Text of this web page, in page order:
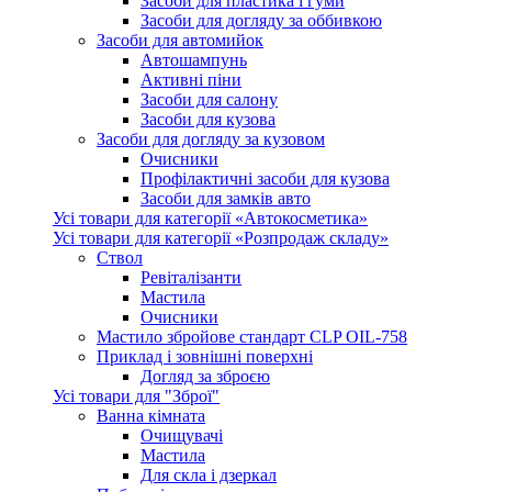
Засоби для догляду за оббивкою
Засоби для автомийок
Автошампунь
Активнi пiни
Засоби для салону
Засоби для кузова
Засоби для догляду за кузовом
Очисники
Профілактичні засоби для кузова
Засоби для замків авто
Усі товари для категорії «Автокосметика»
Усі товари для категорії «Розпродаж складу»
Ствол
Ревіталізанти
Мастила
Очисники
Мастило збройове стандарт CLP OIL-758
Приклад і зовнішні поверхні
Догляд за зброєю
Усі товари для "Зброї"
Ванна кімната
Очищувачі
Мастила
Для скла і дзеркал